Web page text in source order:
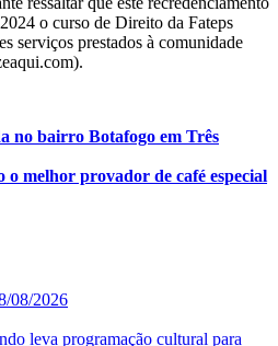
o curso de Direito da Fateps
serviços prestados à comunidade
no bairro Botafogo em Três
o melhor provador de café especial
08/2026
leva programação cultural para